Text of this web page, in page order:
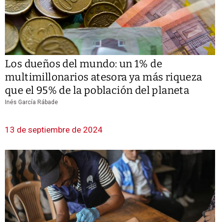
Los dueños del mundo: un 1% de
multimillonarios atesora ya más riqueza
que el 95% de la población del planeta
Inés García Rábade
13 de septiembre de 2024